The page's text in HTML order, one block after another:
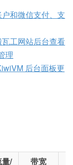
和微信支付、支
工网站后台查看
理
后台面板更
/
带宽